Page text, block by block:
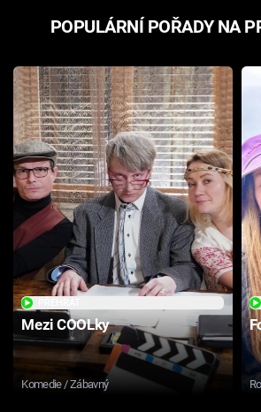
POPULÁRNÍ POŘADY NA
Mezi COOLky
Komedie / Zábavný